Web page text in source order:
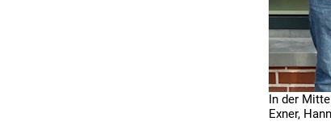
In der
Exner,